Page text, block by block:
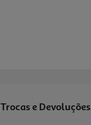
Trocas e Devoluções